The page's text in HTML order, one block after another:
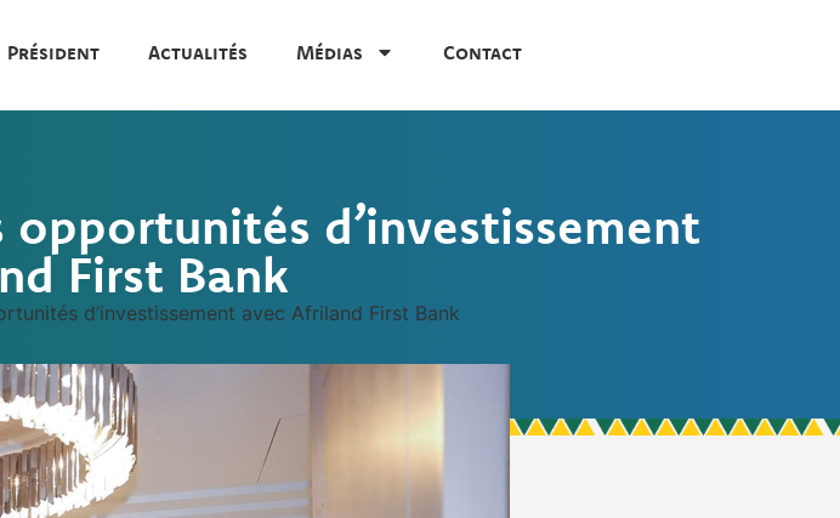
Président Actualités Médias Contact
d’investissement
First Bank
d’investissement avec Afriland First Bank